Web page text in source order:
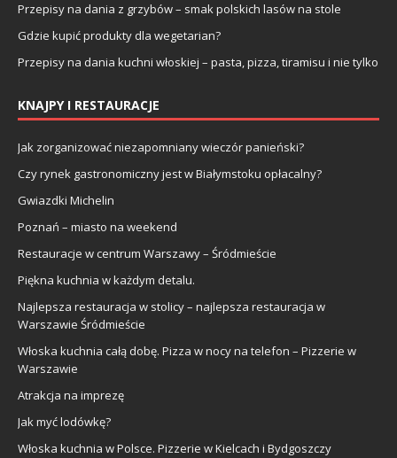
Przepisy na dania z grzybów – smak polskich lasów na stole
Gdzie kupić produkty dla wegetarian?
Przepisy na dania kuchni włoskiej – pasta, pizza, tiramisu i nie tylko
KNAJPY I RESTAURACJE
Jak zorganizować niezapomniany wieczór panieński?
Czy rynek gastronomiczny jest w Białymstoku opłacalny?
Gwiazdki Michelin
Poznań – miasto na weekend
Restauracje w centrum Warszawy – Śródmieście
Piękna kuchnia w każdym detalu.
Najlepsza restauracja w stolicy – najlepsza restauracja w
Warszawie Śródmieście
Włoska kuchnia całą dobę. Pizza w nocy na telefon – Pizzerie w
Warszawie
Atrakcja na imprezę
Jak myć lodówkę?
Włoska kuchnia w Polsce. Pizzerie w Kielcach i Bydgoszczy